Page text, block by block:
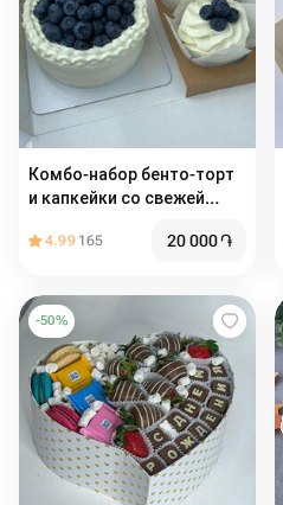
Комбо-набор бенто-торт
и капкейки со свежей
сливочным кремом (2 шт)
4.99 165 20 000֏
-50%